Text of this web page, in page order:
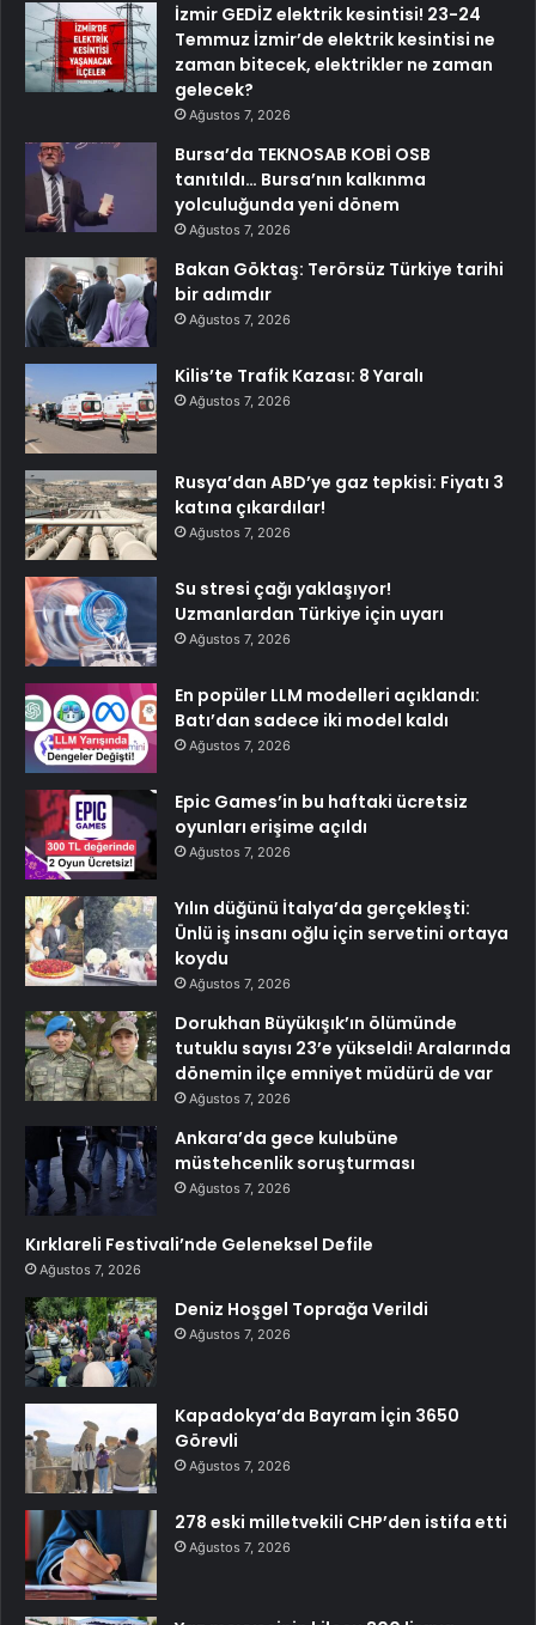
İzmir GEDİZ elektrik kesintisi! 23-24
Temmuz İzmir’de elektrik kesintisi ne
zaman bitecek, elektrikler ne zaman
gelecek?
Ağustos 7, 2026
Bursa’da TEKNOSAB KOBİ OSB
tanıtıldı… Bursa’nın kalkınma
yolculuğunda yeni dönem
Ağustos 7, 2026
Bakan Göktaş: Terörsüz Türkiye tarihi
bir adımdır
Ağustos 7, 2026
Kilis’te Trafik Kazası: 8 Yaralı
Ağustos 7, 2026
Rusya’dan ABD’ye gaz tepkisi: Fiyatı 3
katına çıkardılar!
Ağustos 7, 2026
Su stresi çağı yaklaşıyor!
Uzmanlardan Türkiye için uyarı
Ağustos 7, 2026
En popüler LLM modelleri açıklandı:
Batı’dan sadece iki model kaldı
Ağustos 7, 2026
Epic Games’in bu haftaki ücretsiz
oyunları erişime açıldı
Ağustos 7, 2026
Yılın düğünü İtalya’da gerçekleşti:
Ünlü iş insanı oğlu için servetini ortaya
koydu
Ağustos 7, 2026
Dorukhan Büyükışık’ın ölümünde
tutuklu sayısı 23’e yükseldi! Aralarında
dönemin ilçe emniyet müdürü de var
Ağustos 7, 2026
Ankara’da gece kulubüne
müstehcenlik soruşturması
Ağustos 7, 2026
Kırklareli Festivali’nde Geleneksel Defile
Ağustos 7, 2026
Deniz Hoşgel Toprağa Verildi
Ağustos 7, 2026
Kapadokya’da Bayram İçin 3650
Görevli
Ağustos 7, 2026
278 eski milletvekili CHP’den istifa etti
Ağustos 7, 2026